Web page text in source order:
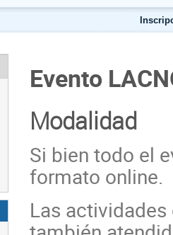
Evento
Modalidad
Si bien todo el
formato online.
Las